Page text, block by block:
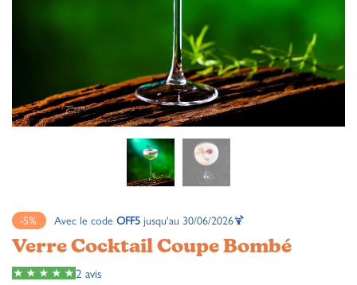
-5% Avec le code OFF5 jusqu'au 30/06/2026🍹
Verre Cocktail Coupe Bombé
2 avis